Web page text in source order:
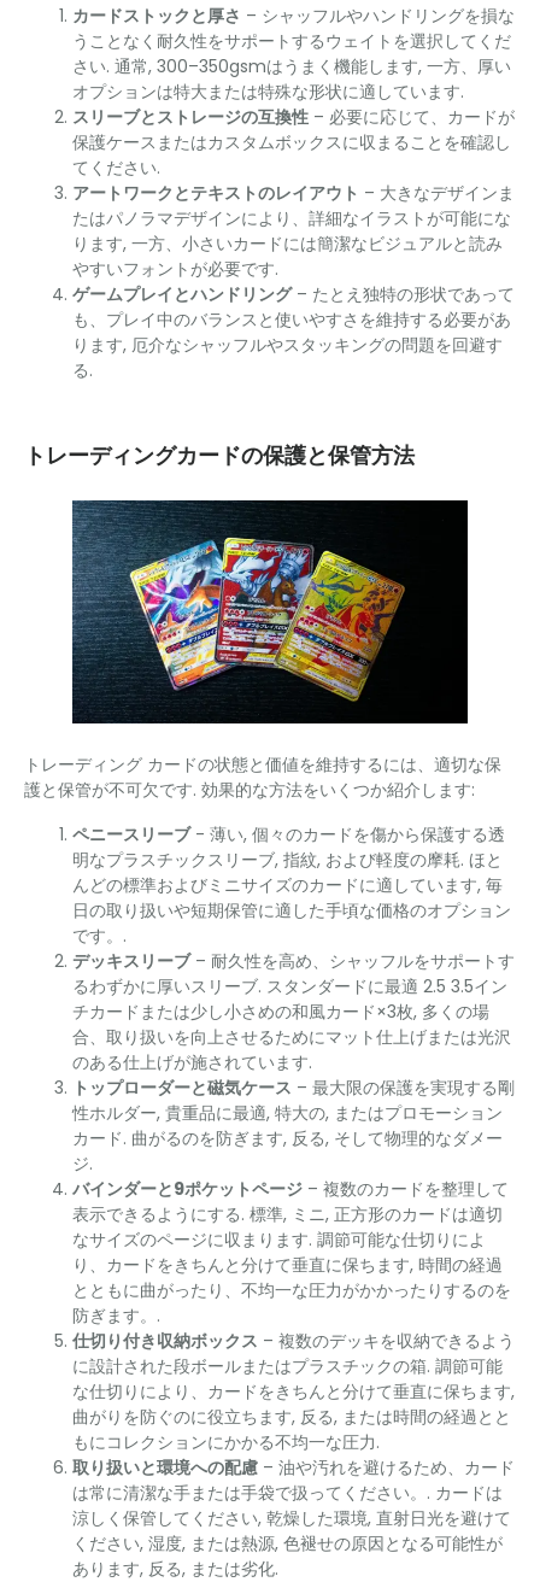
カードストックと厚さ – シャッフルやハンドリングを損な
うことなく耐久性をサポートするウェイトを選択してくだ
さい. 通常, 300–350gsmはうまく機能します, 一方、厚い
オプションは特大または特殊な形状に適しています.
スリーブとストレージの互換性 – 必要に応じて、カードが
保護ケースまたはカスタムボックスに収まることを確認し
てください.
アートワークとテキストのレイアウト – 大きなデザインま
たはパノラマデザインにより、詳細なイラストが可能にな
ります, 一方、小さいカードには簡潔なビジュアルと読み
やすいフォントが必要です.
ゲームプレイとハンドリング– たとえ独特の形状であって
も、プレイ中のバランスと使いやすさを維持する必要があ
ります, 厄介なシャッフルやスタッキングの問題を回避す
る.
トレーディングカードの保護と保管方法
トレーディング カードの状態と価値を維持するには、適切な保
護と保管が不可欠です. 効果的な方法をいくつか紹介します:
ペニースリーブ- 薄い, 個々のカードを傷から保護する透
明なプラスチックスリーブ, 指紋, および軽度の摩耗. ほと
んどの標準およびミニサイズのカードに適しています, 毎
日の取り扱いや短期保管に適した手頃な価格のオプション
です。.
デッキスリーブ– 耐久性を高め、シャッフルをサポートす
るわずかに厚いスリーブ. スタンダードに最適 2.5 3.5イン
チカードまたは少し小さめの和風カード×3枚, 多くの場
合、取り扱いを向上させるためにマット仕上げまたは光沢
のある仕上げが施されています.
トップローダーと磁気ケース – 最大限の保護を実現する剛
性ホルダー, 貴重品に最適, 特大の, またはプロモーション
カード. 曲がるのを防ぎます, 反る, そして物理的なダメー
ジ.
バインダーと9ポケットページ – 複数のカードを整理して
表示できるようにする. 標準, ミニ, 正方形のカードは適切
なサイズのページに収まります. 調節可能な仕切りによ
り、カードをきちんと分けて垂直に保ちます, 時間の経過
とともに曲がったり、不均一な圧力がかかったりするのを
防ぎます。.
仕切り付き収納ボックス – 複数のデッキを収納できるよう
に設計された段ボールまたはプラスチックの箱. 調節可能
な仕切りにより、カードをきちんと分けて垂直に保ちます,
曲がりを防ぐのに役立ちます, 反る, または時間の経過とと
もにコレクションにかかる不均一な圧力.
取り扱いと環境への配慮 – 油や汚れを避けるため、カード
は常に清潔な手または手袋で扱ってください。. カードは
涼しく保管してください, 乾燥した環境, 直射日光を避けて
ください, 湿度, または熱源, 色褪せの原因となる可能性が
あります, 反る, または劣化.